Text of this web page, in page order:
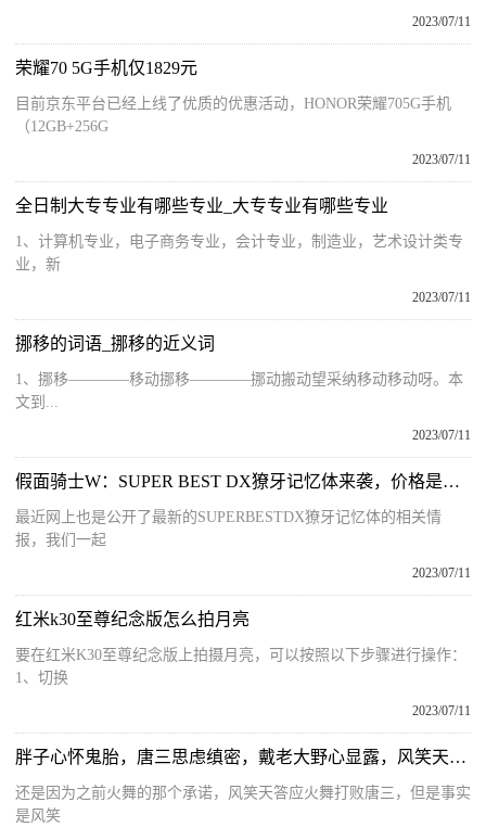
2023/07/11
荣耀70 5G手机仅1829元
目前京东平台已经上线了优质的优惠活动，HONOR荣耀705G手机
（12GB+256G
2023/07/11
全日制大专专业有哪些专业_大专专业有哪些专业
1、计算机专业，电子商务专业，会计专业，制造业，艺术设计类专
业，新
2023/07/11
挪移的词语_挪移的近义词
1、挪移————移动挪移————挪动搬动望采纳移动移动呀。本
文到...
2023/07/11
假面骑士W：SUPER BEST DX獠牙记忆体来袭，价格是初版的两倍
最近网上也是公开了最新的SUPERBESTDX獠牙记忆体的相关情
报，我们一起
2023/07/11
红米k30至尊纪念版怎么拍月亮
要在红米K30至尊纪念版上拍摄月亮，可以按照以下步骤进行操作：
1、切换
2023/07/11
胖子心怀鬼胎，唐三思虑缜密，戴老大野心显露，风笑天乃真男人
还是因为之前火舞的那个承诺，风笑天答应火舞打败唐三，但是事实
是风笑